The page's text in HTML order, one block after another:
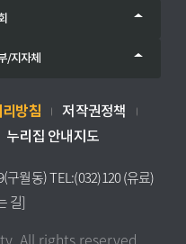
/지자체
방침
저작권정책
누리집 안내지도
구월동) TEL:(032)120 (유료)
길]
All rights reserved.